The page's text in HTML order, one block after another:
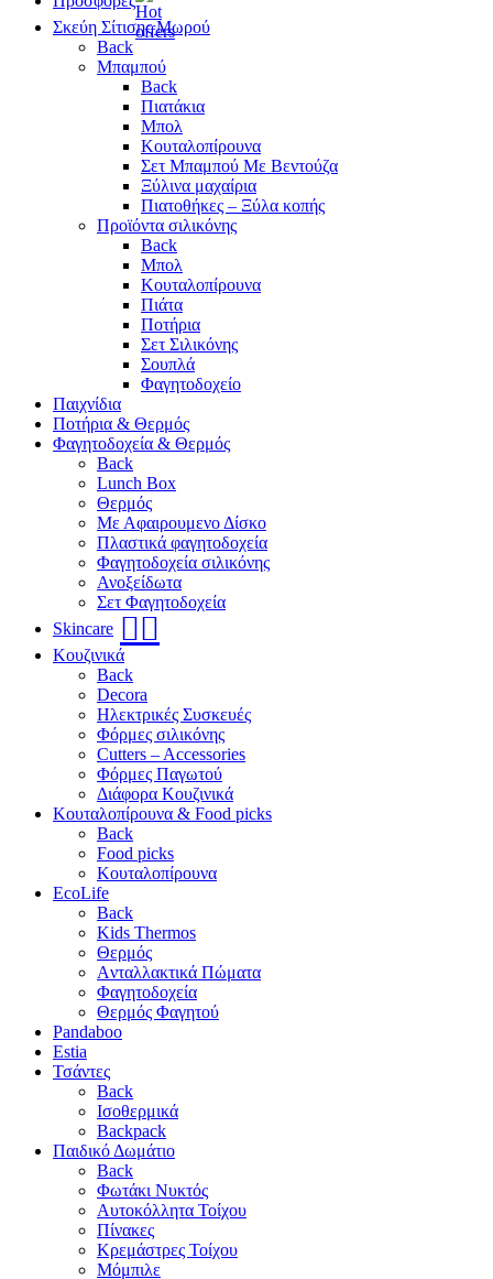
Σκεύη Σίτισης Μωρού
Back
Μπαμπού
Back
Πιατάκια
Μπολ
Κουταλοπίρουνα
Σετ Μπαμπού Με Βεντούζα
Ξύλινα μαχαίρια
Πιατοθήκες – Ξύλα κοπής
Προϊόντα σιλικόνης
Back
Μπολ
Κουταλοπίρουνα
Πιάτα
Ποτήρια
Σετ Σιλικόνης
Σουπλά
Φαγητοδοχείο
Παιχνίδια
Ποτήρια & Θερμός
Φαγητοδοχεία & Θερμός
Back
Lunch Box
Θερμός
Με Αφαιρουμενο Δίσκο
Πλαστικά φαγητοδοχεία
Φαγητοδοχεία σιλικόνης
Ανοξείδωτα
Σετ Φαγητοδοχεία
Skincare 🧖‍♀️
Κουζινικά
Back
Decora
Ηλεκτρικές Συσκευές
Φόρμες σιλικόνης
Cutters – Accessories
Φόρμες Παγωτού
Διάφορα Κουζινικά
Κουταλοπίρουνα & Food picks
Back
Food picks
Κουταλοπίρουνα
EcoLife
Back
Kids Thermos
Θερμός
Aνταλλακτικά Πώματα
Φαγητοδοχεία
Θερμός Φαγητού
Pandaboo
Estia
Τσάντες
Back
Ισοθερμικά
Backpack
Παιδικό Δωμάτιο
Back
Φωτάκι Νυκτός
Αυτοκόλλητα Τοίχου
Πίνακες
Κρεμάστρες Τοίχου
Μόμπιλε